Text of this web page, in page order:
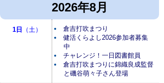
2026年8月
1日 （土）
倉吉打吹まつり
健活くらよし2026参加者募集
中
チャレンジ！一日図書館員
倉吉打吹まつりに錦織良成監督
と磯谷萌々子さん登場